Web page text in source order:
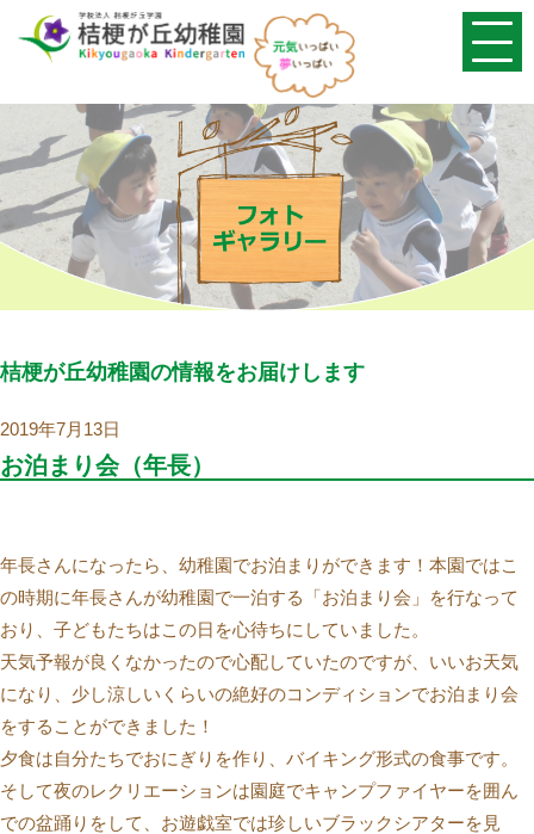
桔梗が丘幼稚園の情報をお届けします
2019年7月13日
お泊まり会（年長）
年長さんになったら、幼稚園でお泊まりができます！本園ではこ
の時期に年長さんが幼稚園で一泊する「お泊まり会」を行なって
おり、子どもたちはこの日を心待ちにしていました。
天気予報が良くなかったので心配していたのですが、いいお天気
になり、少し涼しいくらいの絶好のコンディションでお泊まり会
をすることができました！
夕食は自分たちでおにぎりを作り、バイキング形式の食事です。
そして夜のレクリエーションは園庭でキャンプファイヤーを囲ん
での盆踊りをして、お遊戯室では珍しいブラックシアターを見